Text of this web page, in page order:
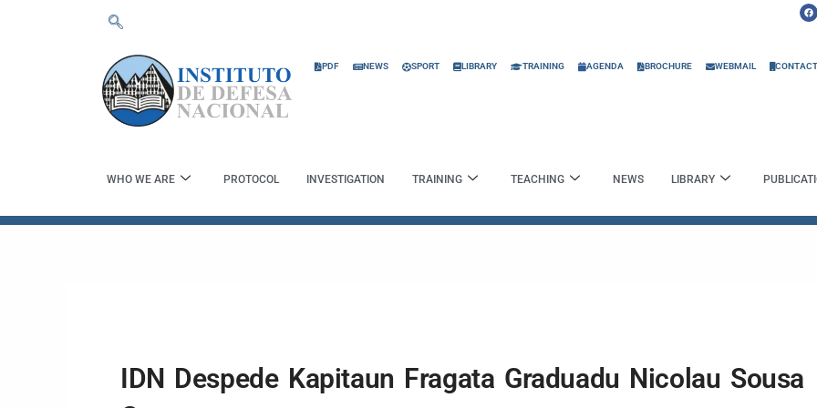
F
a
c
k
PDF NEWS SPORT LIBRARY TRAINING AGENDA BROCHURE WEBMAIL
WHO WE ARE PROTOCOL INVESTIGATION TRAINING TEACHING NEWS LIBRARY
IDN Despede Kapitaun Fragata Graduadu Nicolau Sousa